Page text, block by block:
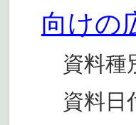
向けの
資料種
資料日